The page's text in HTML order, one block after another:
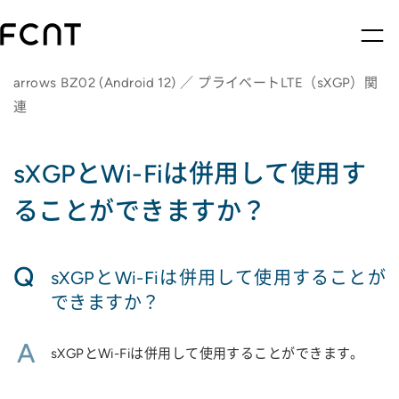
arrows BZ02 (Android 12) ／ プライベートLTE（sXGP）関
連
sXGPとWi-Fiは併用して使用す
ることができますか？
Q
sXGPとWi-Fiは併用して使用することが
できますか？
A sXGPとWi-Fiは併用して使用することができます。